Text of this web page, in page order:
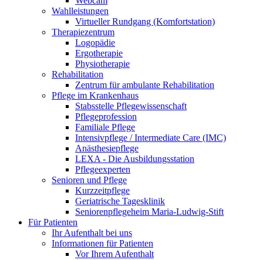
Wahlleistungen
Virtueller Rundgang (Komfortstation)
Therapiezentrum
Logopädie
Ergotherapie
Physiotherapie
Rehabilitation
Zentrum für ambulante Rehabilitation
Pflege im Krankenhaus
Stabsstelle Pflegewissenschaft
Pflegeprofession
Familiale Pflege
Intensivpflege / Intermediate Care (IMC)
Anästhesiepflege
LEXA - Die Ausbildungsstation
Pflegeexperten
Senioren und Pflege
Kurzzeitpflege
Geriatrische Tagesklinik
Seniorenpflegeheim Maria-Ludwig-Stift
Für Patienten
Ihr Aufenthalt bei uns
Informationen für Patienten
Vor Ihrem Aufenthalt